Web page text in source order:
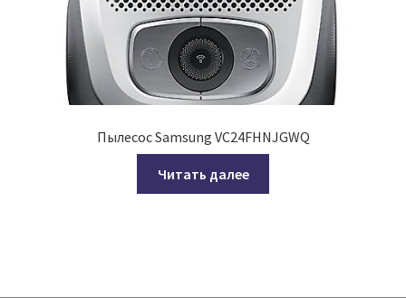
Пылесос Samsung VC24FHNJGWQ
Читать далее